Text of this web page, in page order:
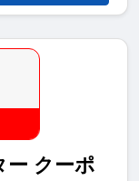
ー クーポ